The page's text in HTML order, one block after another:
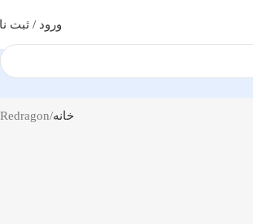
ورود / ثبت
خانه Redragon